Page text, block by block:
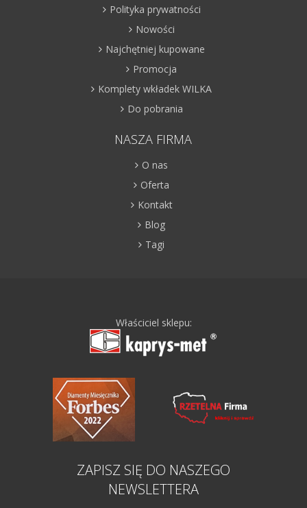
Polityka prywatności
Nowości
Najchętniej kupowane
Promocja
Komplety wkładek WILKA
Do pobrania
NASZA FIRMA
O nas
Oferta
Kontakt
Blog
Tagi
Właściciel sklepu:
ZAPISZ SIĘ DO NASZEGO
NEWSLETTERA